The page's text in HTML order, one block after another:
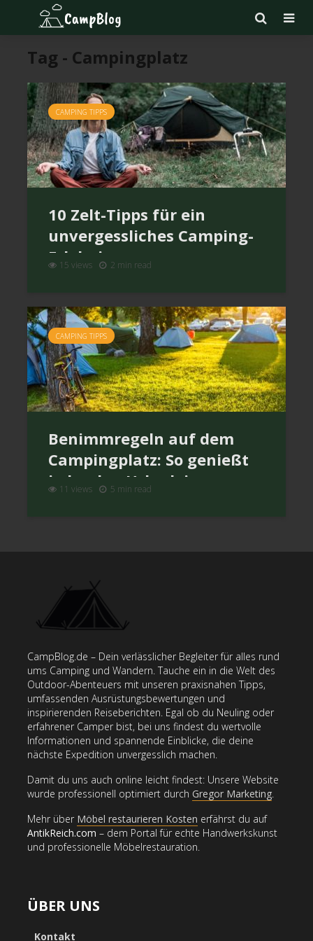
Tag - Campingplatz
CAMPING TIPPS
10 Zelt-Tipps für ein
unvergessliches Camping-
Erlebnis
15 views 2 min read
CAMPING TIPPS
Benimmregeln auf dem
Campingplatz: So genießt
jeder den Urlaub in
11 views 5 min read
CampBlog.de – Dein verlässlicher Begleiter für alles rund
ums Camping und Wandern. Tauche ein in die Welt des
Outdoor-Abenteuers mit unseren praxisnahen Tipps,
umfassenden Ausrüstungsbewertungen und
inspirierenden Reiseberichten. Egal ob du Neuling oder
erfahrener Camper bist, bei uns findest du wertvolle
Informationen und spannende Einblicke, die deine
nächste Expedition unvergesslich machen.
Damit du uns auch online leicht findest: Unsere Website
wurde professionell optimiert durch Gregor Marketing.
Mehr über Möbel restaurieren Kosten erfährst du auf
AntikReich.com – dem Portal für echte Handwerkskunst
und professionelle Möbelrestauration.
ÜBER UNS
Kontakt